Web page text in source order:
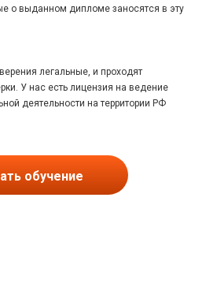
о выданном дипломе заносятся в эту
легальные, и проходят
У нас есть лицензия на ведение
деятельности на территории РФ
обучение